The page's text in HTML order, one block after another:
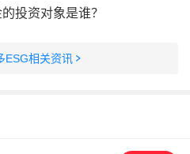
投资对象是谁？
ESG相关资讯